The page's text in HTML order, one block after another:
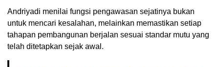
Andriyadi menilai fungsi pengawasan sejatinya bukan
untuk mencari kesalahan, melainkan memastikan setiap
tahapan pembangunan berjalan sesuai standar mutu yang
telah ditetapkan sejak awal.